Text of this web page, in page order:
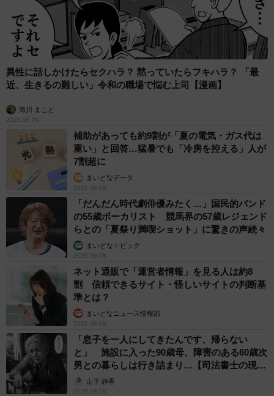
▽NHK総合
毎週月曜～土曜 前8：00～8：15／（再）後0：45～
1:00（※土曜は一週間を振り返り）
毎週日曜（再）前11：00〜11：15
翌・月曜（再）前4：45～5：00（※日曜、翌・月曜は、土
▽BSプレミアム・BS4K
毎週月曜〜金曜 前7：30～7：45
毎週土曜（再）前9：25〜10：40（※月曜～金曜分を一挙
放送）
番組公式サイト
番組公式Ｘ（旧Twitter）
番組公式Instagram
異性に話しかけたらセクハラ？ 黙っていたらフキハラ？ 「最
近、生きるの難しい」令和の職場で悩む上司【漫画】
海川 まこと
2026.08.09
補助があっても約9割が「夏の電気・ガス代は
重い」と回答…猛暑でも「冷房を控える」人が
7割超に
まいどなデータ
2026.08.08
「だんだん時代劇俳優みたく…」国民的バンド
の55歳ボーカリスト 競馬界の57歳レジェンド
らとの「夏祭り満喫ショット」に驚きの声続々
まいどなトピック
2026.08.08
ネット通販で「運営者情報」を見る人は約8
割 信頼できるサイト・怪しいサイトの判断基
準とは？
まいどなニュース情報部
2026.08.08
「息子を一人にしてきたんです、帰らない
と」 施設に入った90歳母、障害のある60歳次
男との暮らしは行き詰まり…【司法書士の現場
から】山下 静香
2026.08.08